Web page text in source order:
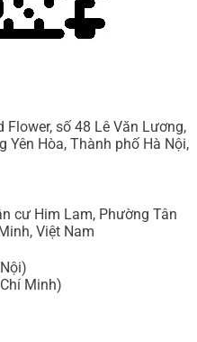
số 48 Lê Văn Lương,
Yên Hòa, Thành phố Hà Nội,
cư Him Lam, Phường Tân
Việt Nam
Minh)